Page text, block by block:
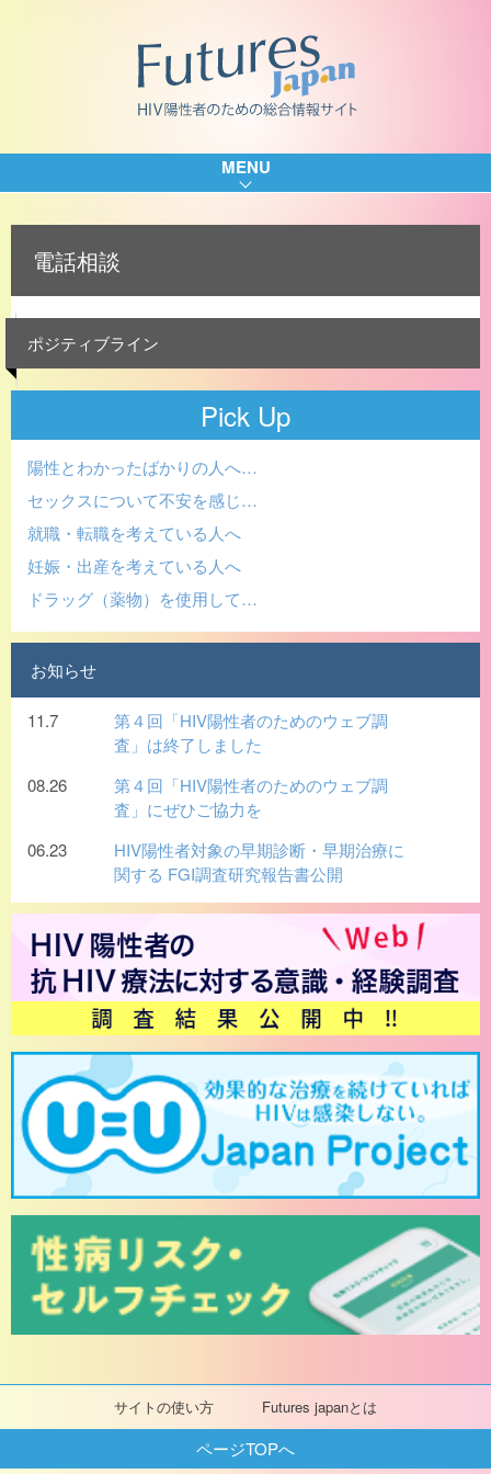
サイトの使い方 Futures japanとは
MENU
電話相談
ポジティブライン
Pick Up
陽性とわかったばかりの人へ…
セックスについて不安を感じ…
就職・転職を考えている人へ
妊娠・出産を考えている人へ
ドラッグ（薬物）を使用して…
お知らせ
11.7
第４回「HIV陽性者のためのウェブ調
査」は終了しました
08.26
第４回「HIV陽性者のためのウェブ調
査」にぜひご協力を
06.23
HIV陽性者対象の早期診断・早期治療に
関する FGI調査研究報告書公開
ページTOPへ